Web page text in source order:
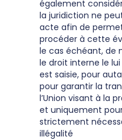
également
la juridiction ne
acte afin de
procéder à cette
le cas échéant, de
le droit interne le
est saisie, pour
pour garantir la
l’Union visant à la
et uniquement
strictement
illégalité